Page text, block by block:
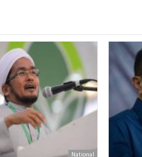
National